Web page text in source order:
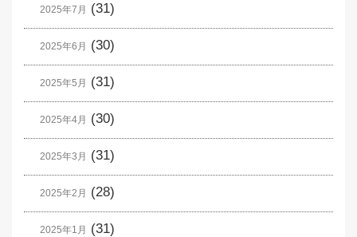
2025年7月 (31)
2025年6月 (30)
2025年5月 (31)
2025年4月 (30)
2025年3月 (31)
2025年2月 (28)
2025年1月 (31)